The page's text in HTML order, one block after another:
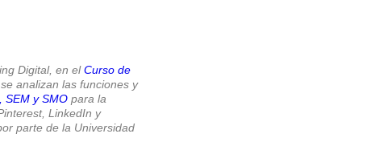
Digital, en elCurso de
analizan las funciones y
SEM y SMO para la
LinkedIn y
parte de la Universidad